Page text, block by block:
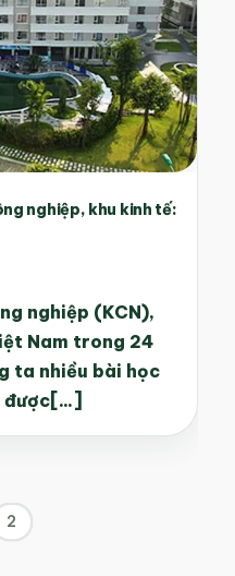
nghiệp, khu kinh tế:
nghiệp (KCN),
Nam trong 24
ta nhiều bài học
được[...]
2